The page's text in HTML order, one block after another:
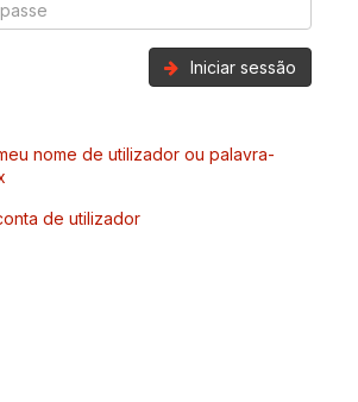
Iniciar sessão
nome de utilizador ou palavra-
de utilizador